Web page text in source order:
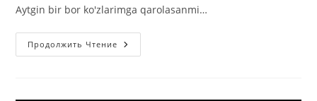
Aytgin bir bor ko'zlarimga qarolasanmi…
Продолжить Чтение Sardor
Safarov